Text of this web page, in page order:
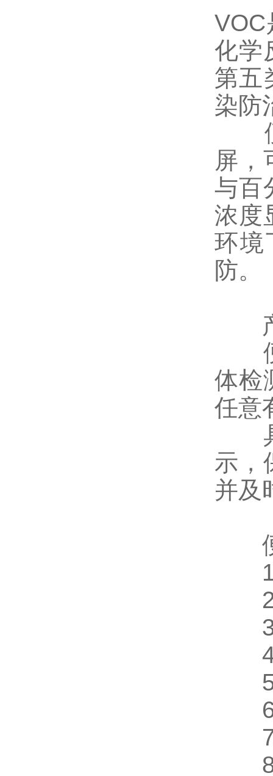
化学
第五
染防
便
屏，
与百
浓度
环境
防。
产
便
体检
任意
具
示，
并及
便
1
2
3
4
5
6
7、
8、